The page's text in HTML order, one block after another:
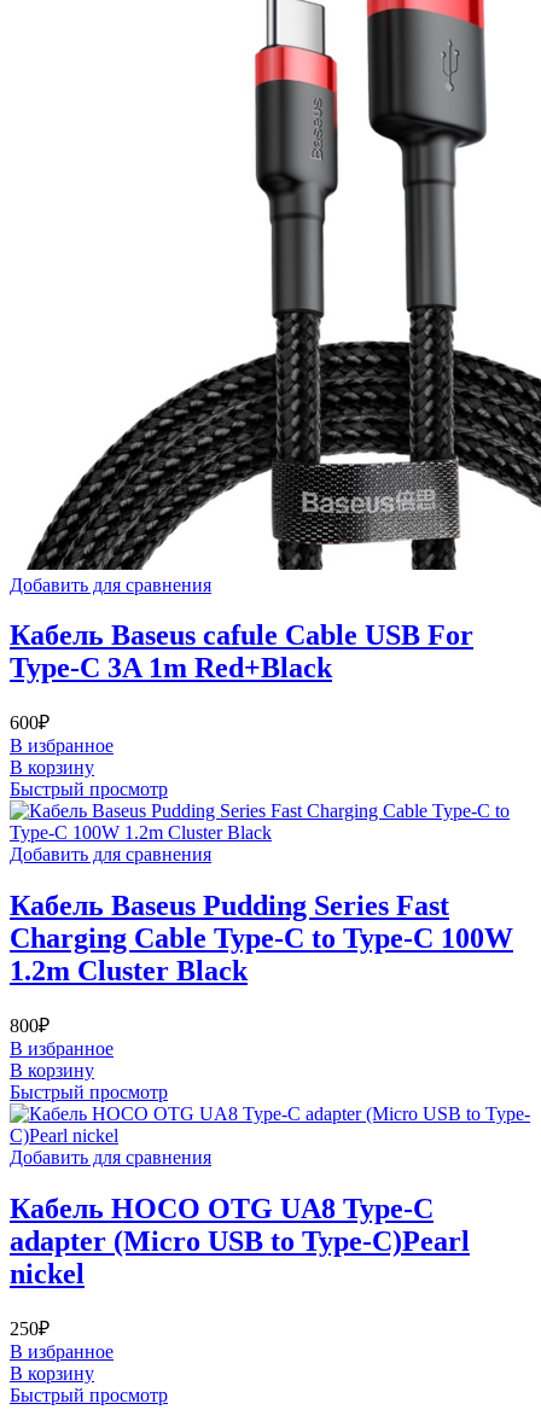
Добавить для сравнения
Кабель Baseus cafule Cable USB For
Type-C 3A 1m Red+Black
600₽
В избранное
В корзину
Быстрый просмотр
Добавить для сравнения
Кабель Baseus Pudding Series Fast
Charging Cable Type-C to Type-C 100W
1.2m Cluster Black
800₽
В избранное
В корзину
Быстрый просмотр
Добавить для сравнения
Кабель HOCO OTG UA8 Type-C
adapter (Micro USB to Type-C)Pearl
nickel
250₽
В избранное
В корзину
Быстрый просмотр